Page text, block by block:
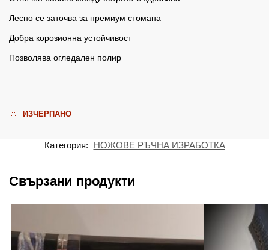
Лесно се заточва за премиум стомана
Добра корозионна устойчивост
Позволява огледален полир
ИЗЧЕРПАНО
Категория: НОЖОВЕ РЪЧНА ИЗРАБОТКА
Свързани продукти